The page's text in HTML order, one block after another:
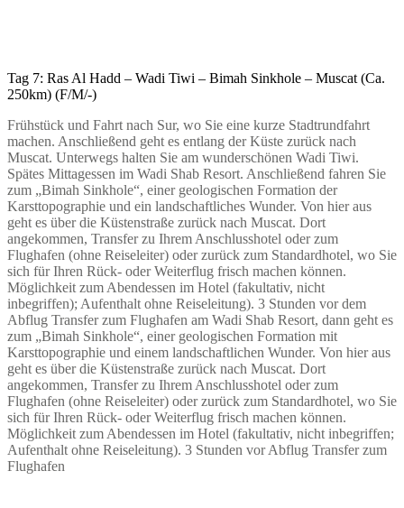
Tag 7: Ras Al Hadd – Wadi Tiwi – Bimah Sinkhole – Muscat (Ca.
250km) (F/M/-)
Frühstück und Fahrt nach Sur, wo Sie eine kurze Stadtrundfahrt
machen. Anschließend geht es entlang der Küste zurück nach
Muscat. Unterwegs halten Sie am wunderschönen Wadi Tiwi.
Spätes Mittagessen im Wadi Shab Resort. Anschließend fahren Sie
zum „Bimah Sinkhole“, einer geologischen Formation der
Karsttopographie und ein landschaftliches Wunder. Von hier aus
geht es über die Küstenstraße zurück nach Muscat. Dort
angekommen, Transfer zu Ihrem Anschlusshotel oder zum
Flughafen (ohne Reiseleiter) oder zurück zum Standardhotel, wo Sie
sich für Ihren Rück- oder Weiterflug frisch machen können.
Möglichkeit zum Abendessen im Hotel (fakultativ, nicht
inbegriffen); Aufenthalt ohne Reiseleitung). 3 Stunden vor dem
Abflug Transfer zum Flughafen am Wadi Shab Resort, dann geht es
zum „Bimah Sinkhole“, einer geologischen Formation mit
Karsttopographie und einem landschaftlichen Wunder. Von hier aus
geht es über die Küstenstraße zurück nach Muscat. Dort
angekommen, Transfer zu Ihrem Anschlusshotel oder zum
Flughafen (ohne Reiseleiter) oder zurück zum Standardhotel, wo Sie
sich für Ihren Rück- oder Weiterflug frisch machen können.
Möglichkeit zum Abendessen im Hotel (fakultativ, nicht inbegriffen;
Aufenthalt ohne Reiseleitung). 3 Stunden vor Abflug Transfer zum
Flughafen